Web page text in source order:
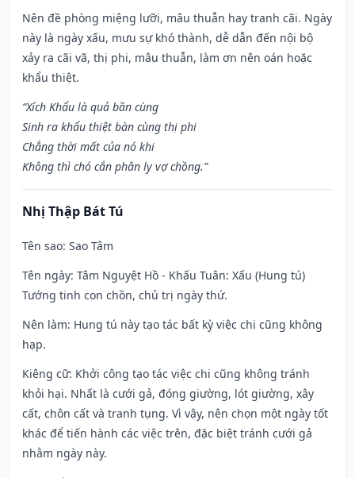
Nên đề phòng miệng lưỡi, mâu thuẫn hay tranh cãi. Ngày
này là ngày xấu, mưu sự khó thành, dễ dẫn đến nội bộ
xảy ra cãi vã, thị phi, mâu thuẫn, làm ơn nên oán hoặc
khẩu thiệt.
“Xích Khẩu là quả bần cùng
Sinh ra khẩu thiệt bàn cùng thị phi
Chẳng thời mất của nó khi
Không thì chó cắn phân ly vợ chồng.”
Nhị Thập Bát Tú
Tên sao: Sao Tâm
Tên ngày: Tâm Nguyệt Hồ - Khấu Tuân: Xấu (Hung tú)
Tướng tinh con chồn, chủ trị ngày thứ.
Nên làm: Hung tú này tạo tác bất kỳ việc chi cũng không
hạp.
Kiêng cữ: Khởi công tạo tác việc chi cũng không tránh
khỏi hại. Nhất là cưới gả, đóng giường, lót giường, xây
cất, chôn cất và tranh tụng. Vì vậy, nên chọn một ngày tốt
khác để tiến hành các việc trên, đặc biệt tránh cưới gả
nhằm ngày này.